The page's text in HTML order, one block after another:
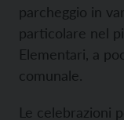
parcheggio in
particolare nel
Elementari, a
comunale.
Le celebrazioni